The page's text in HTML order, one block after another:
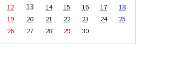
12
13 14 15 16 17
18
19
20 21 22 23 24
25
26
27 28 29 30